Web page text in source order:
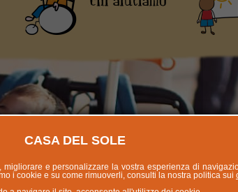
CASA DEL SOLE
e personalizzare la vostra esperienza di
i cookie e su come rimuoverli, consulti la nostra politica sui